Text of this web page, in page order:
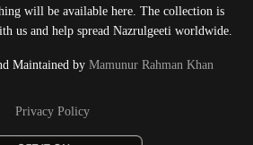
will be available here. The collection is
us and help spread Nazrulgeeti worldwide.
Maintained by Mamunur Rahman Khan
Privacy Policy